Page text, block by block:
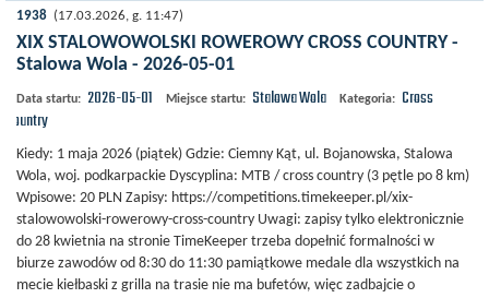
1938 (17.03.2026, g. 11:47)
XIX STALOWOWOLSKI ROWEROWY CROSS COUNTRY -
Stalowa Wola - 2026-05-01
Data startu: 2026-05-01 Miejsce startu: Stalowa Wola Kategoria: Cross
Country
Kiedy: 1 maja 2026 (piątek) Gdzie: Ciemny Kąt, ul. Bojanowska, Stalowa
Wola, woj. podkarpackie Dyscyplina: MTB / cross country (3 pętle po 8 km)
Wpisowe: 20 PLN Zapisy: https://competitions.timekeeper.pl/xix-
stalowowolski-rowerowy-cross-country Uwagi: zapisy tylko elektronicznie
do 28 kwietnia na stronie TimeKeeper trzeba dopełnić formalności w
biurze zawodów od 8:30 do 11:30 pamiątkowe medale dla wszystkich na
mecie kiełbaski z grilla na trasie nie ma bufetów, więc zadbajcie o